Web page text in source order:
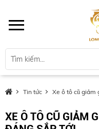
Tin tức Xe ô tô cũ giảm
XE Ô TÔ CŨ GIẢM